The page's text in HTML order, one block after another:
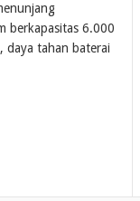
berkapasitas 6.000
daya tahan baterai